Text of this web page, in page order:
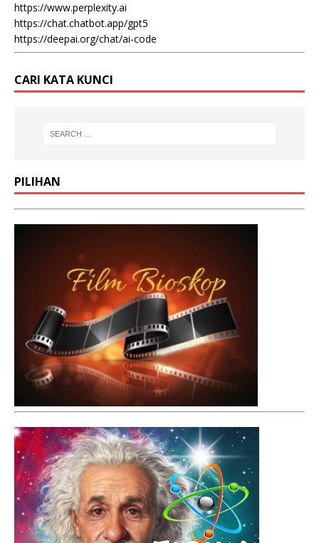
https://www.perplexity.ai
https://chat.chatbot.app/gpt5
https://deepai.org/chat/ai-code
CARI KATA KUNCI
PILIHAN